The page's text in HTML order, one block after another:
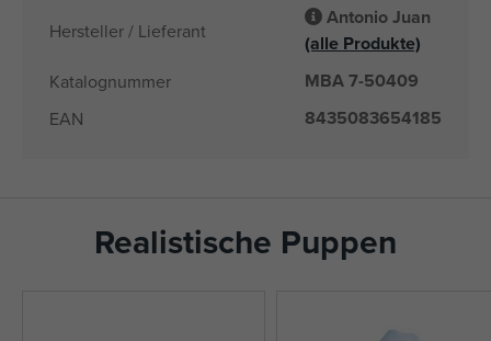
Hersteller / Lieferant
Antonio Juan
(alle Produkte)
Katalognummer MBA 7-50409
EAN 8435083654185
Realistische Puppen